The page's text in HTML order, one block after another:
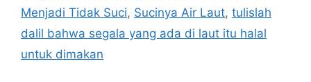
Menjadi Tidak Suci, Sucinya Air Laut, tulislah
dalil bahwa segala yang ada di laut itu halal
untuk dimakan